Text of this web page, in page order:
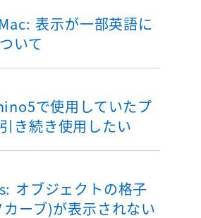
表示が一部英語に
いて
で使用していたプ
き続き使用したい
オブジェクトの格子
ーブ)が表示されない